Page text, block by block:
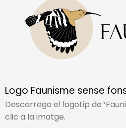
Logo Faunisme sense
Descarrega el logotip de
clic a la imatge.